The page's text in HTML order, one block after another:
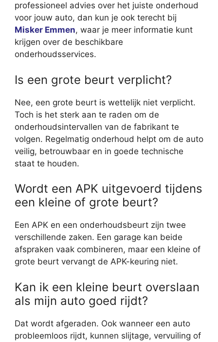
professioneel advies over het juiste onderhoud
voor jouw auto, dan kun je ook terecht bij
Misker Emmen, waar je meer informatie kunt
krijgen over de beschikbare
onderhoudsservices.
Is een grote beurt verplicht?
Nee, een grote beurt is wettelijk niet verplicht.
Toch is het sterk aan te raden om de
onderhoudsintervallen van de fabrikant te
volgen. Regelmatig onderhoud helpt om de auto
veilig, betrouwbaar en in goede technische
staat te houden.
Wordt een APK uitgevoerd tijdens
een kleine of grote beurt?
Een APK en een onderhoudsbeurt zijn twee
verschillende zaken. Een garage kan beide
afspraken vaak combineren, maar een kleine of
grote beurt vervangt de APK-keuring niet.
Kan ik een kleine beurt overslaan
als mijn auto goed rijdt?
Dat wordt afgeraden. Ook wanneer een auto
probleemloos rijdt, kunnen slijtage, vervuiling of